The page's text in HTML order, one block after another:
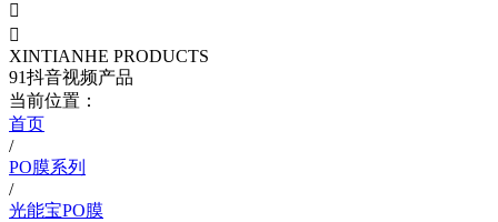


XINTIANHE PRODUCTS
91抖音视频产品
当前位置：
首页
/
PO膜系列
/
光能宝PO膜